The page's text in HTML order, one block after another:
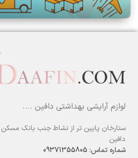
لوازم آرایشی بهداشتی دافین ....
ستارخان پایین تر از نشاط جنب بانک مسکن
دافین
شماره تماس: 09371355805